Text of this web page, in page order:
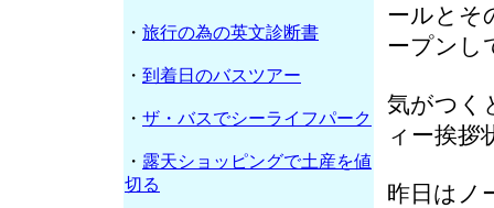
ールとそ
ープンし
気がつく
ィー挨拶
昨日はノ
・ 旅行の為の英文診断書
・ 到着日のバスツアー
・ ザ・バスでシーライフパーク
・ 露天ショッピングで土産を値
切る